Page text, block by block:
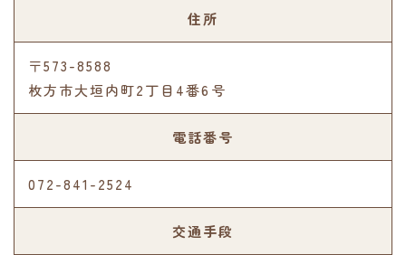
住所
〒573-8588
枚方市大垣内町2丁目4番6号
電話番号
072-841-2524
交通手段